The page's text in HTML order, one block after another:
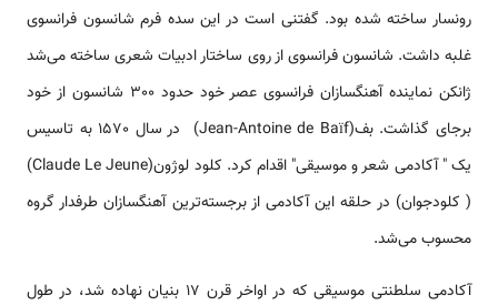
رونسار ساخته شده بود. گفتنی است در اين سده فرم شانسون فرانسوی
غلبه داشت. شانسون فرانسوی از روی ساختار ادبیات شعری ساخته می‌شد
ژانکن نماینده آهنگسازان فرانسوی عصر خود حدود 300 شانسون از خود
برجای گذاشت. بف(Jean-Antoine de Baïf) در سال 1570 به تاسیس
یک " آکادمی شعر و موسیقی" اقدام کرد. کلود‌ لو‌ژون(Claude Le Jeune)
( کلودجوان) در حلقه این آکادمی از برجسته‌ترین آهنگسازان طرفدار گروه
محسوب می‌شد.
آكادمی سلطنتی موسيقی كه در اواخر قرن ۱۷ بنيان نهاده شد، در طول